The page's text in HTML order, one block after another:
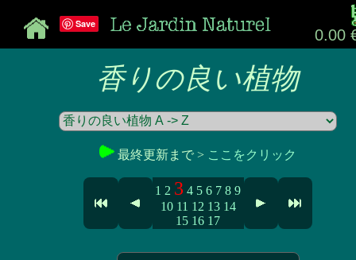
0.00
Save
香りの良い植物
最終更新まで > ここをクリック
1 2 3 4 5 6 7 8 9
10 11 12 13 14
15 16 17